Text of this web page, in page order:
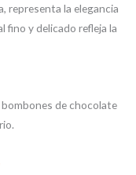
representa la elegancia
fino y delicado refleja la
de chocolate